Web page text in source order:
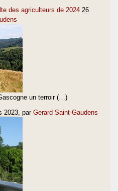
des agriculteurs de 2024 26
un terroir (…)
2023 , par Gerard Saint-Gaudens